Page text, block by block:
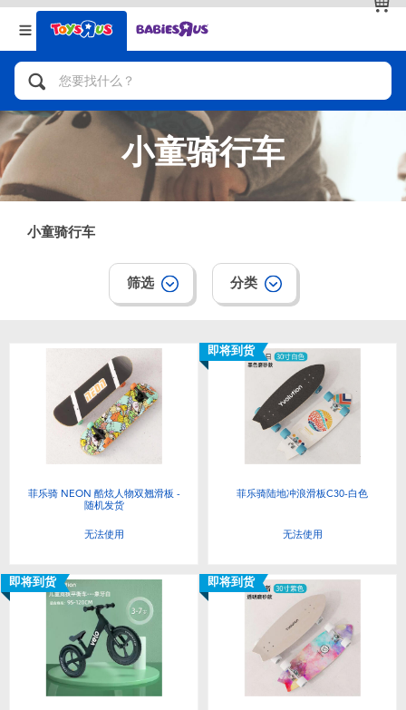
返回
分类目录
人气英雄，角色扮演，射击玩具
自行车，滑板车，骑乘车
拼砌组合及乐高LEGO
手工艺，文具，蜡笔，泥胶，画板
娃娃，芭比，收藏公仔
电子玩具
游戏及拼图系列
益智学习玩具
派对用品
模仿，化妆及造型系列
返回
品牌
查看全部
小童骑行车
小童骑行车
筛选 分类
菲乐骑 NEON 酷炫人物双翘滑板 -
随机发货
无法使用
即将到货
菲乐骑陆地冲浪滑板C30-白色
无法使用
即将到货 即将到货